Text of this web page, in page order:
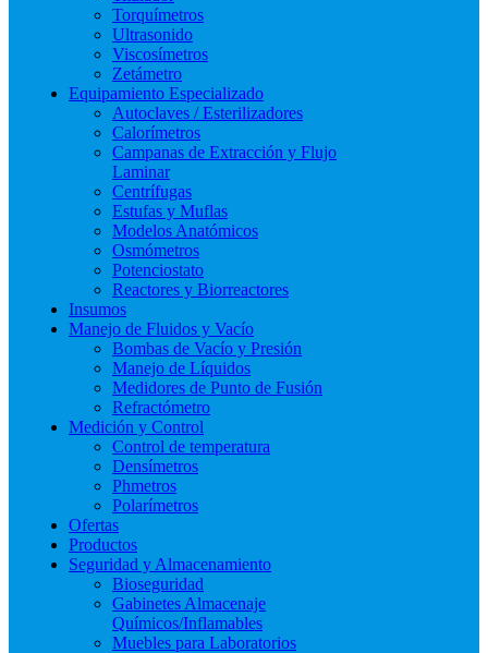
Torquímetros
Ultrasonido
Viscosímetros
Zetámetro
Equipamiento Especializado
Autoclaves / Esterilizadores
Calorímetros
Campanas de Extracción y Flujo
Laminar
Centrífugas
Estufas y Muflas
Modelos Anatómicos
Osmómetros
Potenciostato
Reactores y Biorreactores
Insumos
Manejo de Fluidos y Vacío
Bombas de Vacío y Presión
Manejo de Líquidos
Medidores de Punto de Fusión
Refractómetro
Medición y Control
Control de temperatura
Densímetros
Phmetros
Polarímetros
Ofertas
Productos
Seguridad y Almacenamiento
Bioseguridad
Gabinetes Almacenaje
Químicos/Inflamables
Muebles para Laboratorios